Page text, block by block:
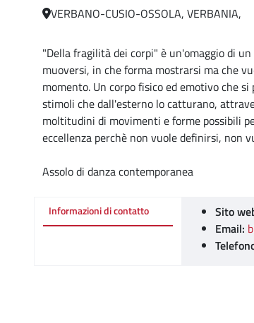
VERBANO-CUSIO-OSSOLA, VERBANIA,
"Della fragilità dei corpi" è un'omaggio di
muoversi, in che forma mostrarsi ma che
momento. Un corpo fisico ed emotivo che
stimoli che dall'esterno lo catturano,
moltitudini di movimenti e forme possibili
eccellenza perchè non vuole definirsi, non
Assolo di danza contemporanea
Informazioni di contatto Sito
Email: